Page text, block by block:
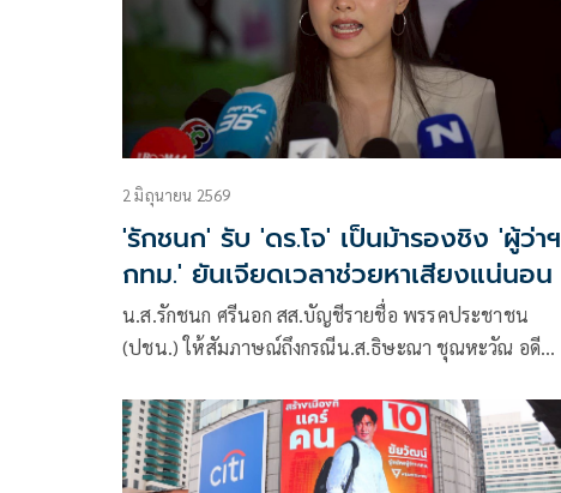
2 มิถุนายน 2569
'รักชนก' รับ 'ดร.โจ' เป็นม้ารองชิง 'ผู้ว่าฯ
กทม.' ยันเจียดเวลาช่วยหาเสียงแน่นอน
น.ส.รักชนก ศรีนอก สส.บัญชีรายชื่อ พรรคประชาชน
(ปชน.) ให้สัมภาษณ์ถึงกรณีน.ส.ธิษะณา ชุณหะวัณ อดีต
ใช้ไอโอในการสนับสนุน นายชัยวัฒน์ สถาวรวิจิตร ผู้
สมัครผู้ว่าราชการกรุงเทพมหานคร (กทม.) ว่า ยืนยัน
พรรคประชาชนไม่มีกระบวนการในการดำเนินการแบบ